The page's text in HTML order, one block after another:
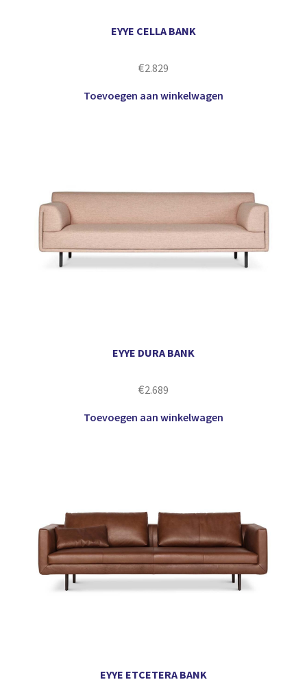
EYYE CELLA BANK
€2.829
Toevoegen aan winkelwagen
EYYE DURA BANK
€2.689
Toevoegen aan winkelwagen
EYYE ETCETERA BANK